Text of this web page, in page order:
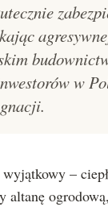
w
–
altanę